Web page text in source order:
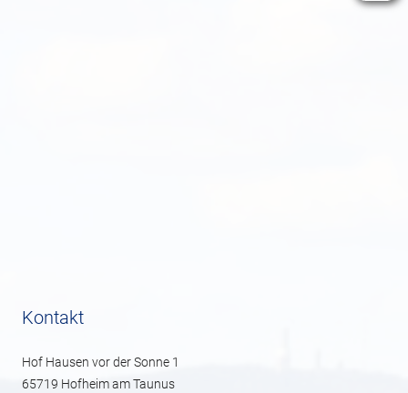
Kontakt
Hof Hausen vor der Sonne 1
65719 Hofheim am Taunus